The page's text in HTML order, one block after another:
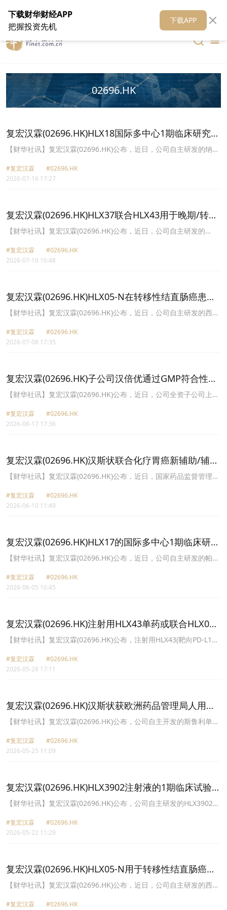
在线客服 关于我们 财华媒体矩阵 财华智库
02696.HK
复宏汉霖(02696.HK)HLX18国际多中心1期临床研究于
中国境内完成全球首例患者给药
【财华社讯】复宏汉霖(02696.HK)公布，近日，公司自主研发的纳武
(“HLX18”)在多种已切除实体瘤患者中开展的国际多中心1期临床研究
于中国境内(不包括中国港澳台地区)完成首例患者给药。公司拟于条
#复宏汉霖
#02696.HK
2026-07-16 17:27
复宏汉霖(02696.HK)HLX37联合HLX43用于晚期/转移
性实体瘤治疗的1期临床试验申请获批准
【财华社讯】复宏汉霖(02696.HK)公布，近日，公司自主研发的
或注射用HLX43(靶向PD-L1抗体偶联药物)用于晚期/转移性实体瘤治
疗的1期临床试验申请(IND)获国家药品监督管理局(NMPA)批准。公
#复宏汉霖
#02696.HK
2026-07-10 16:48
复宏汉霖(02696.HK)HLX05-N在转移性结直肠癌患者
中的1期临床研究于中国境内完成首例患者给药
【财华社讯】复宏汉霖(02696.HK)公布，近日，公司自主研发的西妥
注射液)(“HLX05-N”)在转移性结直肠癌(mCRC)患者中的1期临床研究
于中国境内(不包括中国港澳台地区)完成首例患者给药。
#复宏汉霖
#02696.HK
2026-07-08 17:35
复宏汉霖(02696.HK)子公司汉倍优通过GMP符合性检
查
【财华社讯】复宏汉霖(02696.HK)公布，近日，公司全资子公司上海
GMP符合性检查告知书》，公司位于上海市松江区的生物药生产基地
顺利通过上海市药品监督管理局针对汉倍优(帕妥珠单抗注射液)的原
#复宏汉霖
#02696.HK
2026-06-17 17:36
复宏汉霖(02696.HK)汉斯状联合化疗胃癌新辅助/辅助
治疗适应症获批
【财华社讯】复宏汉霖(02696.HK)公布，近日，国家药品监督管理局
注射液)(汉斯状®)联合奧沙利铂和替吉奥用于肿瘤PD-L1表达CPS≥5
的可手术切除的胃癌新辅助及手术后单药辅助治疗的新适应症上市注
疗，可显著改善患者的无事件生存期(EFS)，达到预设的优效性标准，
并体现出较全程化疗更佳的安全性及耐受性。
#复宏汉霖
#02696.HK
2026-06-10 11:49
复宏汉霖(02696.HK)HLX17的国际多中心1期临床研究
完成美国首例患者给药
【财华社讯】复宏汉霖(02696.HK)公布，近日，公司自主研发的帕博
(HLX17)在多种已切除实体瘤患者中开展的国际多中心1期临床研究已
完成美国首例患者给药。该1期临床研究亦正于中国境内(不包括中国
#复宏汉霖
#02696.HK
2026-06-05 16:45
复宏汉霖(02696.HK)注射用HLX43单药或联合HLX07
的临床研究于中国完成首例患者给药
【财华社讯】复宏汉霖(02696.HK)公布，注射用HLX43(靶向PD-L1抗
人源化单克隆抗体注射液)(HLX07)对比多西他赛用于既往治疗失败的
晚期/转移性鳞状非小细胞肺癌(NSCLC)治疗的国际多中心2/3期临床
#复宏汉霖
#02696.HK
2026-05-28 17:11
复宏汉霖(02696.HK)汉斯状获欧洲药品管理局人用医
药产品委员会积极审评意见
【财华社讯】复宏汉霖(02696.HK)公布，公司自主开发的斯鲁利单抗
欧洲药品管理局(EMA)人用医药产品委员会(CHMP)积极审评意见，推
荐批准斯鲁利单抗联合卡铂和白蛋白紫杉醇适用于不可手术切除的局
在未来2个月内做出最终审查决定。一旦获得EC批准，斯鲁利单抗的
集中上市许可将在所有欧盟成员国及欧洲经济区(EEA)国家冰岛、列
支敦士登和挪威生效。此次CHMP的积极意见主要是基于一项随机、
铂和白蛋白紫杉醇用于一线治疗不可手术切除的局部晚期或转移性鳞
状非小细胞肺癌获益显著，达到预设的主要终点，且具有良好的安全
#复宏汉霖
#02696.HK
2026-05-25 11:09
复宏汉霖(02696.HK)HLX3902注射液的1期临床试验于
澳大利亚获批开展
【财华社讯】复宏汉霖(02696.HK)公布，公司自主研发的HLX3902注
抵抗性前列腺癌(mCRPC)及其他晚期实体瘤治疗的1期临床试验已获
得相关人类研究伦理委员会的批准，并通过澳大利亚药品管理局的临
#复宏汉霖
#02696.HK
2026-05-22 11:29
复宏汉霖(02696.HK)HLX05-N用于转移性结直肠癌治
疗的1期临床试验申请获美国FDA批准
​【财华社讯】复宏汉霖(02696.HK)公布，近日，公司自主研发的西妥
注射液)(“HLX05-N”)用于转移性结直肠癌(mCRC)治疗的1期临床试验
#复宏汉霖
#02696.HK
下载财华财经APP
把握投资先机
下载APP